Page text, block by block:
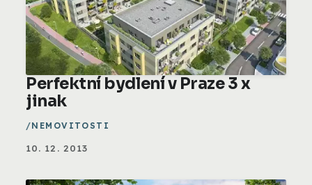
Perfektní bydlení v Praze 3 x
jinak
NEMOVITOSTI
10. 12. 2013